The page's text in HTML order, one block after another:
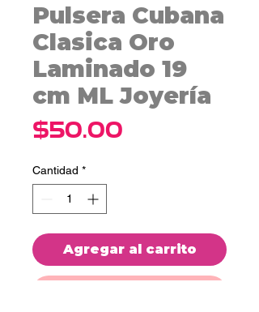
Pulsera Cubana
Clasica Oro
Laminado 19
cm ML Joyería
$50.00
Cantidad *
Agregar al carrito